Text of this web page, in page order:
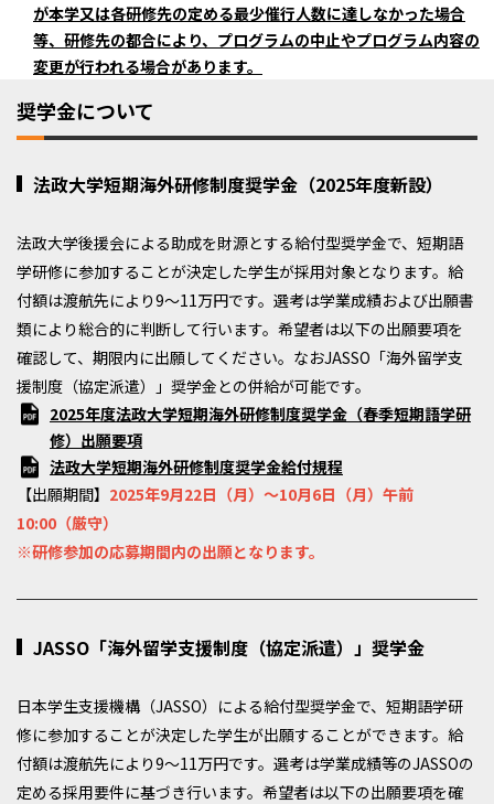
が本学又は各研修先の定める最少催行人数に達しなかった場合
等、研修先の都合により、プログラムの中止やプログラム内容の
変更が行われる場合があります。
奨学金について
法政大学短期海外研修制度奨学金（2025年度新設）
法政大学後援会による助成を財源とする給付型奨学金で、短期語
学研修に参加することが決定した学生が採用対象となります。給
付額は渡航先により9～11万円です。選考は学業成績および出願書
類により総合的に判断して行います。希望者は以下の出願要項を
確認して、期限内に出願してください。なおJASSO「海外留学支
援制度（協定派遣）」奨学金との併給が可能です。
2025年度法政大学短期海外研修制度奨学金（春季短期語学研
修）出願要項
法政大学短期海外研修制度奨学金給付規程
【出願期間】 2025年9月22日（月）～10月6日（月）午前
10:00（厳守）
※研修参加の応募期間内の出願となります。
JASSO「海外留学支援制度（協定派遣）」奨学金
日本学生支援機構（JASSO）による給付型奨学金で、短期語学研
修に参加することが決定した学生が出願することができます。給
付額は渡航先により9～11万円です。選考は学業成績等のJASSOの
定める採用要件に基づき行います。希望者は以下の出願要項を確